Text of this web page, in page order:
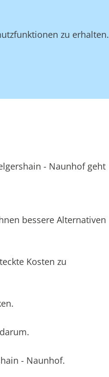
zu erhalten.
- Naunhof geht
bessere Alternativen
Kosten zu
- Naunhof.